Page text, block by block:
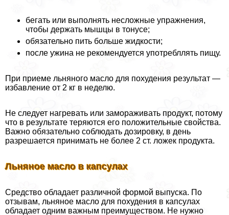
бегать или выполнять несложные упражнения,
чтобы держать мышцы в тонусе;
обязательно пить больше жидкости;
после ужина не рекомендуется употрeбллять пищу.
При приеме льняного масло для похудения результат —
избавление от 2 кг в неделю.
Не следует нагревать или замораживать продукт, потому
что в результате теряются его положительные свойства.
Важно обязательно соблюдать дозировку, в день
разрешается принимать не более 2 ст. ложек продукта.
Льняное масло в капсулах
Средство обладает различной формой выпуска. По
отзывам, льняное масло для похудения в капсулах
обладает одним важным преимуществом. Не нужно